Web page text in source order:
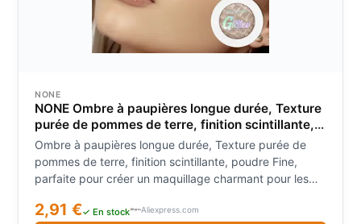
NONE
NONE Ombre à paupières longue durée, Texture
purée de pommes de terre, finition scintillante,
poudre Fine, parfaite pour créer un maquillage
charmant pour les yeux, 1 pièce
Ombre à paupières longue durée, Texture purée de
pommes de terre, finition scintillante, poudre Fine,
parfaite pour créer un maquillage charmant pour les
2,91 €✓ En stock Aliexpress.com